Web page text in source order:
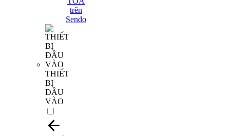
THIẾT
BỊ
ĐẦU
VÀO